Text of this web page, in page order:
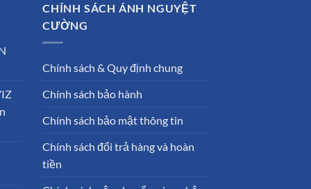
CHÍNH SÁCH ÁNH NGUYỆT
CƯỜNG
Chính sách & Quy định chung
Chính sách bảo hành
Chính sách bảo mật thông tin
Chính sách đổi trả hàng và hoàn
tiền